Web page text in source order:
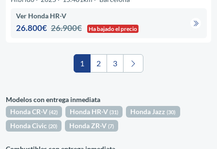
Ver Honda HR-V
26.800€ 26.900€ Ha bajado el precio
1 2 3
Modelos con entrega inmediata
Honda CR-V(42) Honda HR-V(31) Honda Jazz(30)
Honda Civic(20) Honda ZR-V(7)